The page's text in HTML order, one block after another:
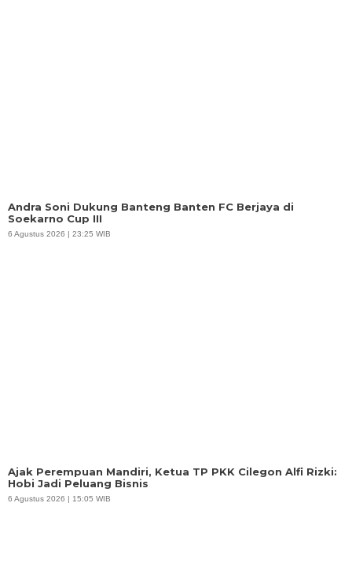
Andra Soni Dukung Banteng Banten FC Berjaya di
Soekarno Cup III
6 Agustus 2026 | 23:25 WIB
Ajak Perempuan Mandiri, Ketua TP PKK Cilegon Alfi Rizki:
Hobi Jadi Peluang Bisnis
6 Agustus 2026 | 15:05 WIB